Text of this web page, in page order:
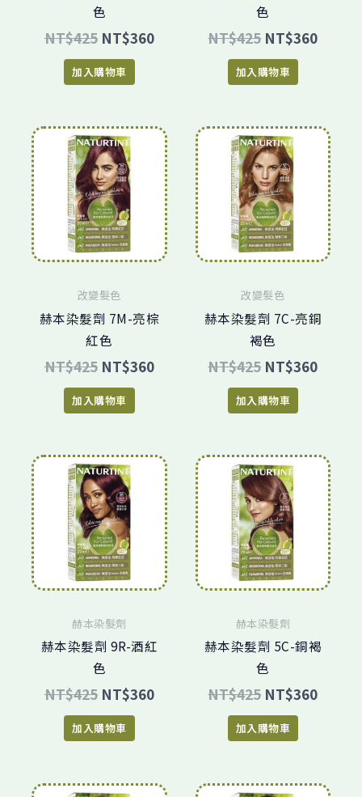
色
NT$425 NT$360
加入購物車
色
NT$425 NT$360
加入購物車
改變髮色
赫本染髮劑 7M-亮棕
紅色
NT$425
原
始
價
格：
NT$425。
NT$360
目
前
價
格：
NT$360。
加入購物車
改變髮色
赫本染髮劑 7C-亮銅
褐色
NT$425
原
始
價
格：
NT$425。
NT$360
目
前
價
格：
加入購物車
赫本染髮劑
赫本染髮劑 9R-酒紅
色
NT$425
原
始
價
格：
NT$425。
NT$360
目
前
價
格：
NT$360。
加入購物車
赫本染髮劑
赫本染髮劑 5C-銅褐
色
NT$425
原
始
價
格：
NT$425。
NT$360
目
前
價
格：
加入購物車
原
目
原
目